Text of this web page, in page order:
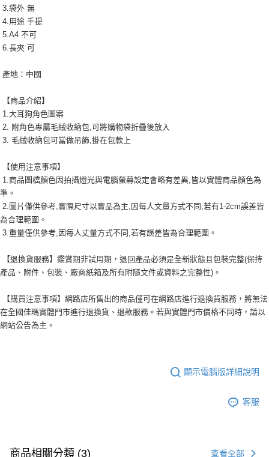
3.袋外 無
4.用途 手提
5.A4 不可
6.長夾 可
產地：中國
【商品介紹】
1.大耳狗角色圖案
2. 附角色專屬毛絨收納包,可將購物袋折疊後放入
3. 毛絨收納包可當做吊飾,掛在包款上
【使用注意事項】
1.商品圖檔顏色因拍攝燈光與電腦螢幕設定會略有差異,皆以實體商品顏色為
準。
2.圖片僅供參考,實際尺寸以實品為主,因每人文量方式不同,若有1-2cm誤差皆
為合理範圍。
3.重量僅供參考,因每人丈量方式不同,若有誤差皆為合理範圍。
【退換貨服務】鑑賞期非試用期，退回產品必須是全新狀態且包裝完整(保持
產品、附件、包裝、廠商紙箱及所有附隨文件或資料之完整性)。
【購買注意事項】網路店所售出的商品僅可在網路店進行退換貨服務，將無法
在全國佳瑪實體門市進行退換貨、退款服務。若與實體門市價格不同時，請以
網站公告為主。
顯示電腦版詳細說明
客服
商品相關分類 (3) 查看全部